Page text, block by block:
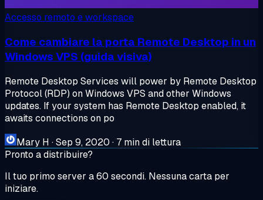
Accesso remoto e workspace
Come cambiare la porta Remote Desktop in un
Windows VPS (guida visiva)
Remote Desktop Services will power by Remote Desktop
Protocol (RDP) on Windows VPS and other Windows
updates. If your system has Remote Desktop enabled, it
awaits connections on po
Mary H ·Sep 9, 2020 · 7 min di lettura
Pronto a distribuire?
Il tuo primo server a 60 secondi. Nessuna carta per
iniziare.